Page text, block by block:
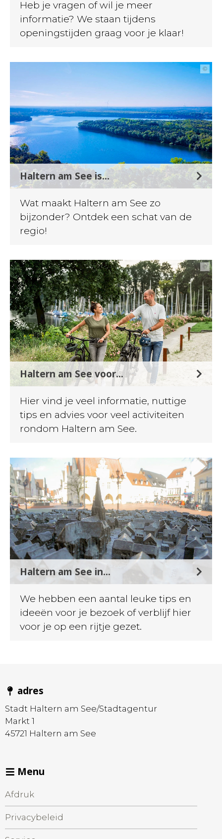
Heb je vragen of wil je meer
informatie? We staan tijdens
openingstijden graag voor je klaar!
©
Haltern am See is...
Wat maakt Haltern am See zo
bijzonder? Ontdek een schat van de
regio!
©
Haltern am See voor...
Hier vind je veel informatie, nuttige
tips en advies voor veel activiteiten
rondom Haltern am See.
Haltern am See in...
We hebben een aantal leuke tips en
ideeën voor je bezoek of verblijf hier
voor je op een rijtje gezet.
adres
Stadt Haltern am See/Stadtagentur
Markt 1
45721 Haltern am See
Menu
Afdruk
Privacybeleid